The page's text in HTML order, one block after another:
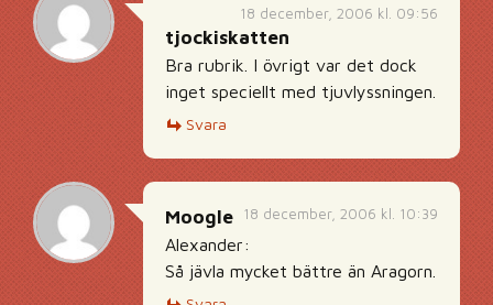
18 december, 2006 kl. 09:56
tjockiskatten
Bra rubrik. I övrigt var det dock
inget speciellt med tjuvlyssningen.
Svara
18 december, 2006 kl. 10:39
Moogle
Alexander:
Så jävla mycket bättre än Aragorn.